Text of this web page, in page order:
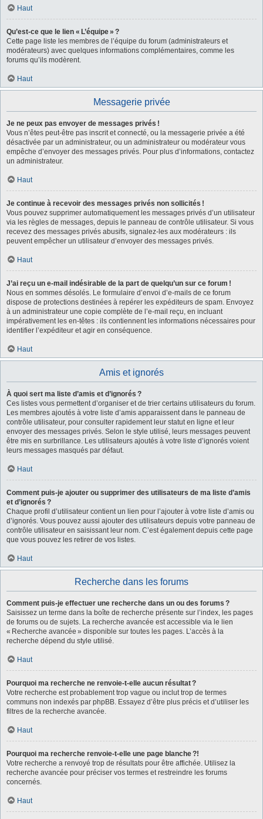
Haut
Qu’est-ce que le lien « L’équipe » ?
Cette page liste les membres de l’équipe du forum (administrateurs et
modérateurs) avec quelques informations complémentaires, comme les
forums qu’ils modèrent.
Haut
Messagerie privée
Je ne peux pas envoyer de messages privés !
Vous n’êtes peut-être pas inscrit et connecté, ou la messagerie privée a été
désactivée par un administrateur, ou un administrateur ou modérateur vous
empêche d’envoyer des messages privés. Pour plus d’informations, contactez
un administrateur.
Haut
Je continue à recevoir des messages privés non sollicités !
Vous pouvez supprimer automatiquement les messages privés d’un utilisateur
via les règles de messages, depuis le panneau de contrôle utilisateur. Si vous
recevez des messages privés abusifs, signalez-les aux modérateurs : ils
peuvent empêcher un utilisateur d’envoyer des messages privés.
Haut
J’ai reçu un e-mail indésirable de la part de quelqu’un sur ce forum !
Nous en sommes désolés. Le formulaire d’envoi d’e-mails de ce forum
dispose de protections destinées à repérer les expéditeurs de spam. Envoyez
à un administrateur une copie complète de l’e-mail reçu, en incluant
impérativement les en-têtes : ils contiennent les informations nécessaires pour
identifier l’expéditeur et agir en conséquence.
Haut
Amis et ignorés
À quoi sert ma liste d’amis et d’ignorés ?
Ces listes vous permettent d’organiser et de trier certains utilisateurs du forum.
Les membres ajoutés à votre liste d’amis apparaissent dans le panneau de
contrôle utilisateur, pour consulter rapidement leur statut en ligne et leur
envoyer des messages privés. Selon le style utilisé, leurs messages peuvent
être mis en surbrillance. Les utilisateurs ajoutés à votre liste d’ignorés voient
leurs messages masqués par défaut.
Haut
Comment puis-je ajouter ou supprimer des utilisateurs de ma liste d’amis
et d’ignorés ?
Chaque profil d’utilisateur contient un lien pour l’ajouter à votre liste d’amis ou
d’ignorés. Vous pouvez aussi ajouter des utilisateurs depuis votre panneau de
contrôle utilisateur en saisissant leur nom. C’est également depuis cette page
que vous pouvez les retirer de vos listes.
Haut
Recherche dans les forums
Comment puis-je effectuer une recherche dans un ou des forums ?
Saisissez un terme dans la boîte de recherche présente sur l’index, les pages
de forums ou de sujets. La recherche avancée est accessible via le lien
« Recherche avancée » disponible sur toutes les pages. L’accès à la
recherche dépend du style utilisé.
Haut
Pourquoi ma recherche ne renvoie-t-elle aucun résultat ?
Votre recherche est probablement trop vague ou inclut trop de termes
communs non indexés par phpBB. Essayez d’être plus précis et d’utiliser les
filtres de la recherche avancée.
Haut
Pourquoi ma recherche renvoie-t-elle une page blanche ?!
Votre recherche a renvoyé trop de résultats pour être affichée. Utilisez la
recherche avancée pour préciser vos termes et restreindre les forums
concernés.
Haut